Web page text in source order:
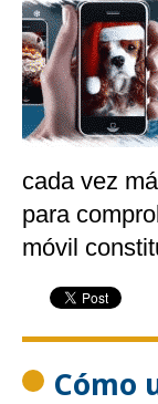
cada vez
para
móvil
Cómo